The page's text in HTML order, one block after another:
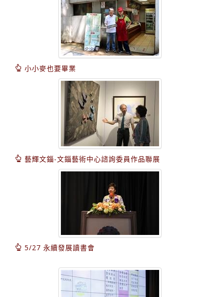
小小麥也要畢業
藝輝文錙-文錙藝術中心諮詢委員作品聯展
5/27 永續發展讀書會